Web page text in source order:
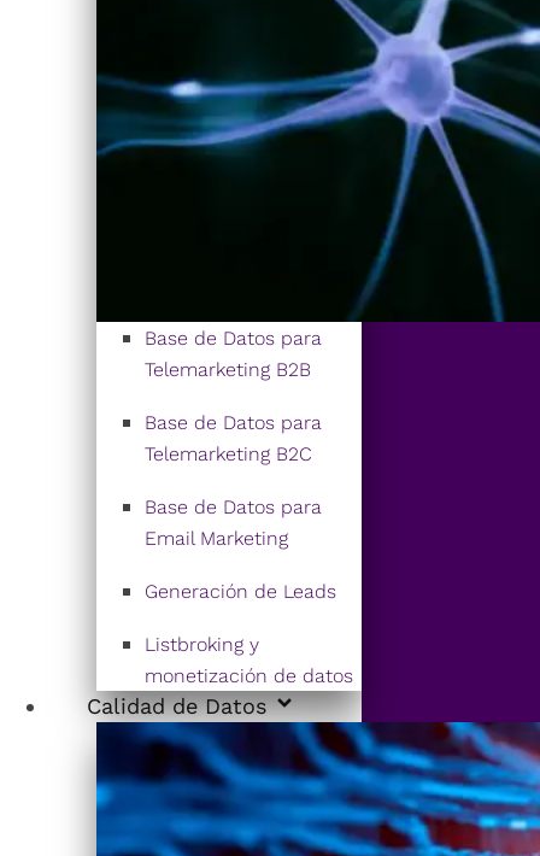
Base de Datos para
Telemarketing B2B
Base de Datos para
Telemarketing B2C
Base de Datos para
Email Marketing
Generación de Leads
Listbroking y
monetización de datos
Calidad de Datos